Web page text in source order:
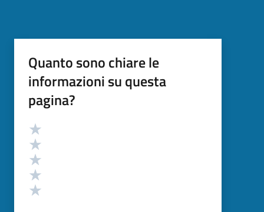
Quanto sono chiare le
informazioni su questa
pagina?
Valutazione